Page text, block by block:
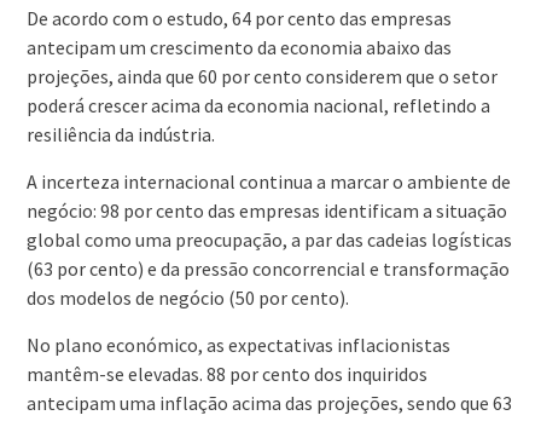
De acordo com o estudo, 64 por cento das empresas
antecipam um crescimento da economia abaixo das
projeções, ainda que 60 por cento considerem que o setor
poderá crescer acima da economia nacional, refletindo a
resiliência da indústria.
A incerteza internacional continua a marcar o ambiente de
negócio: 98 por cento das empresas identificam a situação
global como uma preocupação, a par das cadeias logísticas
(63 por cento) e da pressão concorrencial e transformação
dos modelos de negócio (50 por cento).
No plano económico, as expectativas inflacionistas
mantêm-se elevadas. 88 por cento dos inquiridos
antecipam uma inflação acima das projeções, sendo que 63